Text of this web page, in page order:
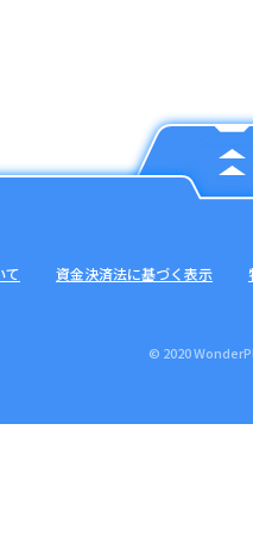
て 資金決済法に基づく表示
© 2020